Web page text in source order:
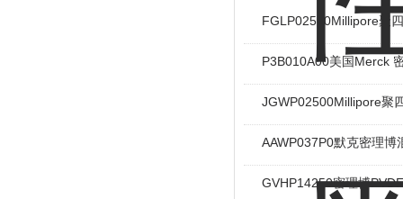
FGLP02500Millipore聚
P3B010A00美国Merck
JGWP02500Millipore聚
AAWP037P0默克密理博
GVHP14250密理博